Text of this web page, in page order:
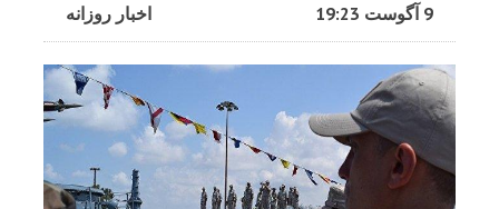
اخبار روزانه 9 آگوست 19:23